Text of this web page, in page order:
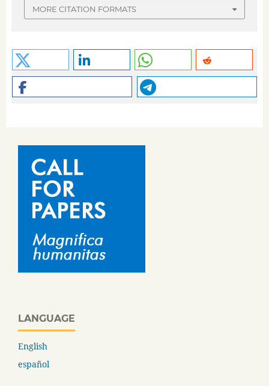
MORE CITATION FORMATS
LANGUAGE
English
español